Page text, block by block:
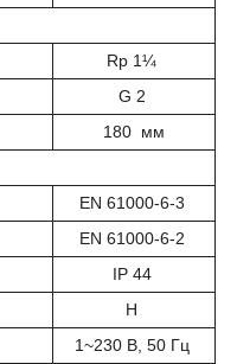
Rp 1¼
G 2
180 мм
EN 61000-6-3
EN 61000-6-2
IP 44
H
1~230 В, 50 Гц